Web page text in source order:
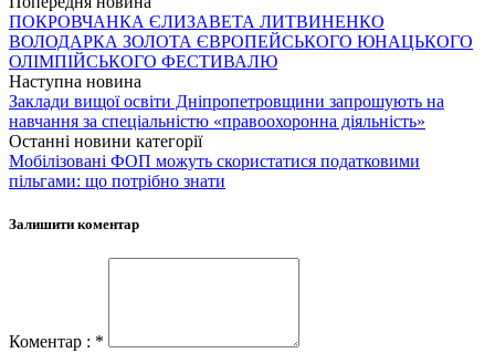
ПОКРОВЧАНКА ЄЛИЗАВЕТА ЛИТВИНЕНКО
ВОЛОДАРКА ЗОЛОТА ЄВРОПЕЙСЬКОГО ЮНАЦЬКОГО
ОЛІМПІЙСЬКОГО ФЕСТИВАЛЮ
Наступна новина
Заклади вищої освіти Дніпропетровщини запрошують на
навчання за спеціальністю «правоохоронна діяльність»
Останні новини категорії
Мобілізовані ФОП можуть скористатися податковими
пільгами: що потрібно знати
Залишити коментар
Коментар : *